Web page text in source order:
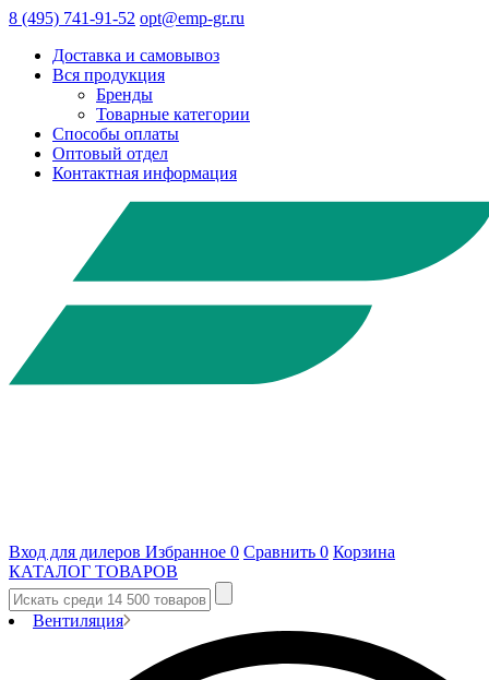
8 (495) 741-91-52 opt@emp-gr.ru
Доставка и самовывоз
Вся продукция
Бренды
Товарные категории
Способы оплаты
Оптовый отдел
Контактная информация
Вход для дилеров Избранное 0 Сравнить 0 Корзина
КАТАЛОГ ТОВАРОВ
Вентиляция